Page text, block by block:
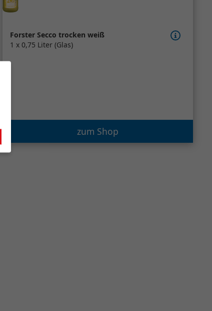
Forster Secco trocken weiß
1 x 0,75 Liter (Glas)
zum Shop